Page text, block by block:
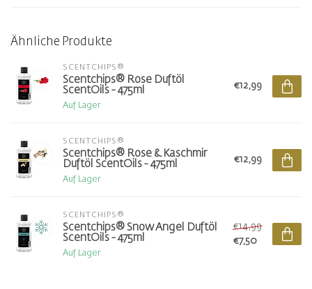
Ähnliche Produkte
SCENTCHIPS®
Scentchips® Rose Duftöl
ScentOils - 475ml
Auf Lager
€12,99
SCENTCHIPS®
Scentchips® Rose & Kaschmir
Duftöl ScentOils - 475ml
Auf Lager
€12,99
SCENTCHIPS®
Scentchips® Snow Angel Duftöl
ScentOils - 475ml
Auf Lager
€14,99
€7,50